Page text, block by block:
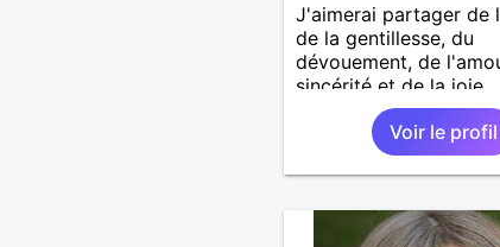
J'aimerai partager de
de la gentillesse, du
dévouement, de
sincérité et de la joie.
Voir le profil